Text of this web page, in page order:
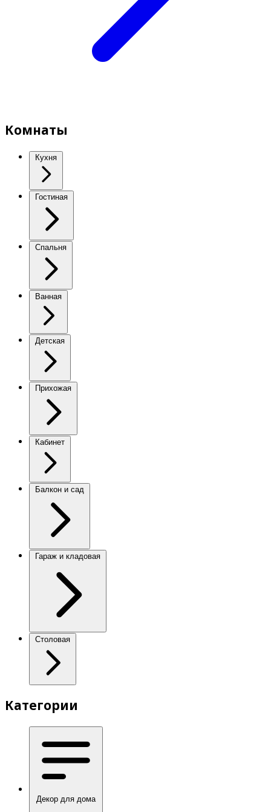
Комнаты
Кухня
Гостиная
Спальня
Ванная
Детская
Прихожая
Кабинет
Балкон и сад
Гараж и кладовая
Столовая
Категории
Декор для дома